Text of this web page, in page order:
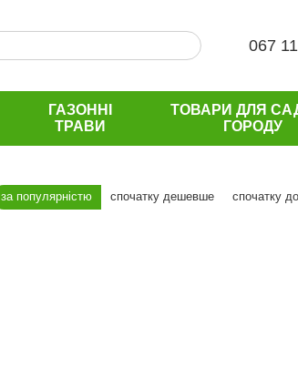
067
ГАЗОННІ
ТРАВИ
ТОВАРИ ДЛЯ
ГОРОДУ
за популярністю спочатку дешевше спочатку